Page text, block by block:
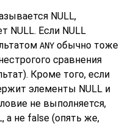
NULL,
NULL. Если NULL
ANY обычно тоже
сравнения
Кроме того, если
элементы NULL и
не выполняется,
а не false (опять же,